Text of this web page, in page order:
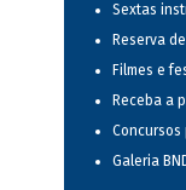
Sextas
Reserva
Filmes e
Receba a
Concursos
Galeria